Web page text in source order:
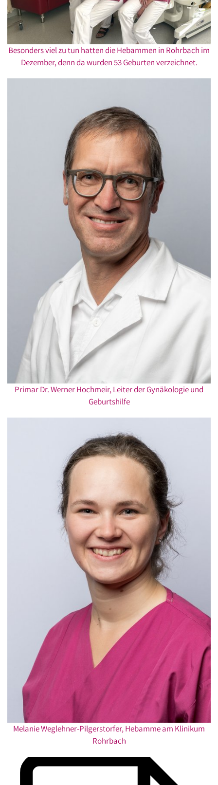
Besonders viel zu tun hatten die Hebammen in Rohrbach im
Dezember, denn da wurden 53 Geburten verzeichnet.
Primar Dr. Werner Hochmeir, Leiter der Gynäkologie und
Geburtshilfe
Melanie Weglehner-Pilgerstorfer, Hebamme am Klinikum
Rohrbach